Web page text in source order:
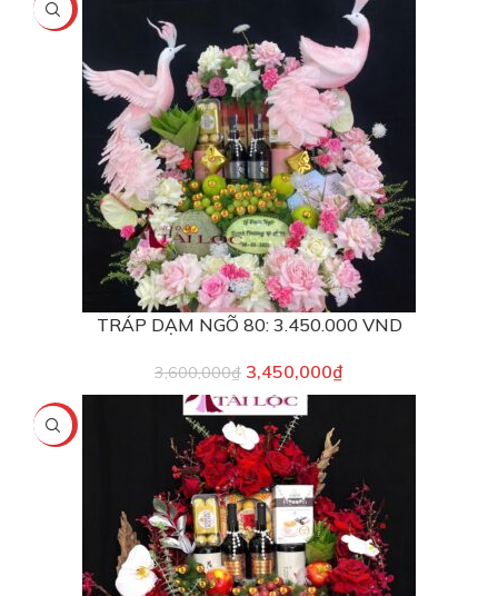
-4%
TRÁP DẠM NGÕ 80: 3.450.000 VND
3,600,000₫ 3,450,000₫
-8%